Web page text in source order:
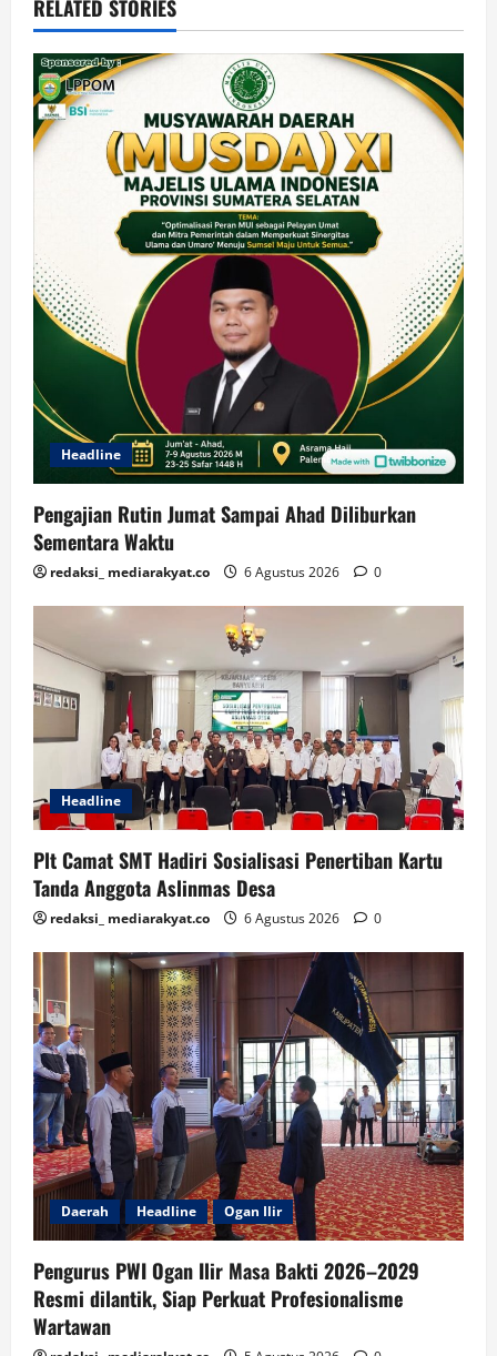
RELATED STORIES
Headline
Pengajian Rutin Jumat Sampai Ahad Diliburkan
Sementara Waktu
redaksi_ mediarakyat.co 6 Agustus 2026 0
Headline
Plt Camat SMT Hadiri Sosialisasi Penertiban Kartu
Tanda Anggota Aslinmas Desa
redaksi_ mediarakyat.co 6 Agustus 2026 0
Daerah Headline Ogan Ilir
Pengurus PWI Ogan Ilir Masa Bakti 2026–2029
Resmi dilantik, Siap Perkuat Profesionalisme
Wartawan